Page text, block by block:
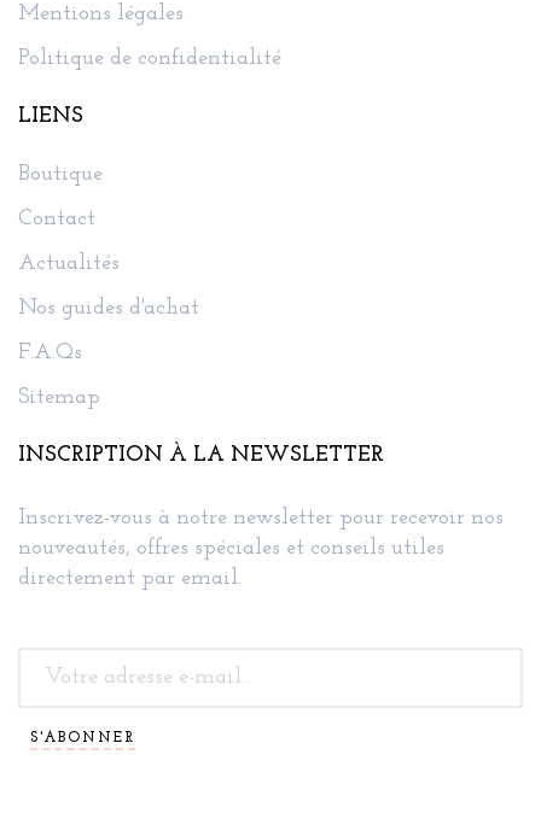
Mentions légales
Politique de confidentialité
LIENS
Boutique
Contact
Actualités
Nos guides d'achat
F.A.Qs
Sitemap
INSCRIPTION À LA NEWSLETTER
Inscrivez-vous à notre newsletter pour recevoir nos
nouveautés, offres spéciales et conseils utiles
directement par email.
S'ABONNER